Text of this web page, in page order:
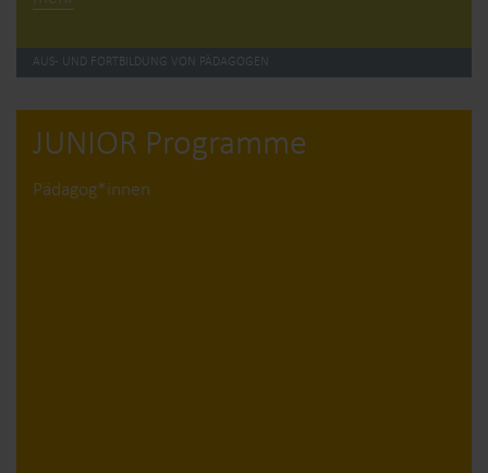
AUS- UND FORTBILDUNG VON PÄDAGOGEN
JUNIOR Programme
Pädagog*innen